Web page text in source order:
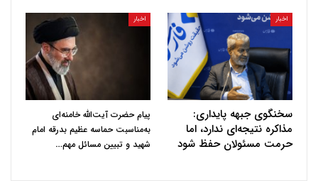
اخبار
سخنگوی جبهه پایداری:
مذاکره نتیجه‌ای ندارد، اما
حرمت مسئولان حفظ شود
اخبار
پیام حضرت آیت‌الله خامنه‌ای
به‌مناسبت حماسه عظیم بدرقه امام
شهید و تبیین مسائل مهم…